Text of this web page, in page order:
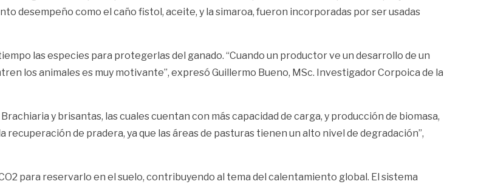
desempeño como el caño fistol, aceite, y la simaroa, fueron incorporadas por ser usadas
las especies para protegerlas del ganado. “Cuando un productor ve un desarrollo de un
los animales es muy motivante”, expresó Guillermo Bueno, MSc. Investigador Corpoica de la
y brisantas, las cuales cuentan con más capacidad de carga, y producción de biomasa,
recuperación de pradera, ya que las áreas de pasturas tienen un alto nivel de degradación”,
para reservarlo en el suelo, contribuyendo al tema del calentamiento global. El sistema